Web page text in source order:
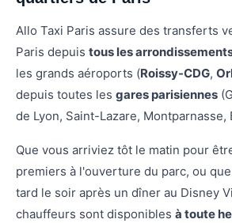
Allo Taxi Paris assure des transferts
Paris depuis tous les
les grands aéroports (Roissy-CDG,
depuis toutes les gares parisiennes
de Lyon, Saint-Lazare, Montparnasse,
Que vous arriviez tôt le matin pour
premiers à l'ouverture du parc, ou
tard le soir après un dîner au Disney
chauffeurs sont disponibles à toute